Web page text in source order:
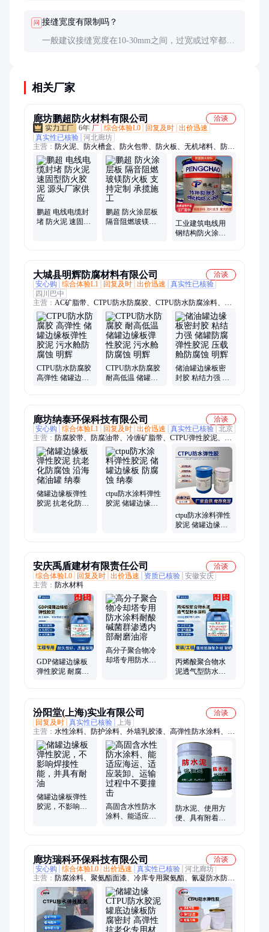
问 接缝宽度有限制吗？
一般建议接缝宽度在10-30mm之间，过宽或过窄都可
相关厂家
廊坊鹏超防火材料有限公司
洽谈
6年 厂 综合体验L0 回复及时 出价迅速
真实性已核验 河北廊坊
主营： 防火泥、防火槽盒、防火包带、防火板、无机堵料、防火
涂料、阻火模块、防火密封胶
鹏超 电线电缆封
堵 防火泥 速固型
鹏超 防火涂层板
隔音阻燃玻镁防
工业建筑电线用
钢结构防火涂料
大城县明辉防腐材料有限公司
洽谈
安心购
综合体验L1 回复及时 出价迅速
真实性已核验
四川巴中
主营： AC矿脂带、CTPU防水防腐胶、CTPU防水防腐涂料、
CTPU弹性胶泥、矿脂胶泥、CTPU储罐弹性胶、储油罐边缘板密
封胶、ctpu防水弹性胶泥、弹性胶泥、CTPU弹性防水涂料、
CTPU弹性防腐涂料、油罐CTPU弹性胶、CTPU弹性密封胶、
CTPU耐蚀防水弹性、ctpu弹性胶、ctpu防水弹性胶、CTPU储罐
罐底胶、冷缠矿脂带防腐、防腐矿脂带、防腐冷缠油带、矿脂防
腐带
CTPU防水防腐胶
高弹性 储罐边缘
CTPU防水防腐胶
耐高低温 储罐边
储油罐边缘板密
封胶 粘结力强 储
廊坊纳泰环保科技有限公司
洽谈
安心购
综合体验L1 回复及时 出价迅速 真实性已核验 北京
主营： 防腐胶带、防腐油带、冷缠矿脂带、CTPU弹性胶泥、
CTPU储罐边缘板防水弹性胶、储罐CTPU弹性胶、GDP储罐边
缘板防水弹性胶、储罐地板防水CTPU防水弹性胶、耐候性弹性
胶、GDP弹性胶、CTPU防水弹性胶、储罐底板防水GDP弹性
胶、矿脂胶泥、储罐边缘板防腐胶带、耐腐蚀防水弹性胶、矿脂
防腐带、防腐矿脂带、矿脂黄油带、AC矿脂防腐带、矿脂带、
矿脂防腐工业胶带、矿脂冷缠带、STAC矿脂带
储罐边缘板弹性
胶泥 抗老化防腐
ctpu防水涂料弹性
胶泥 储罐边缘板
ctpu防水涂料弹性
胶泥 储罐边缘板
安庆禹盾建材有限责任公司
洽谈
综合体验L0
回复及时 出价迅速 资质已核验 安徽安庆
主营： 防水材料
GDP储罐边缘板
弹性胶泥 耐腐蚀
高分子聚合物冷
却塔专用防水涂
丙烯酸聚合物水
泥透气型防水涂
汾阳堂(上海)实业有限公司
洽谈
回复及时 真实性已核验
上海
主营： 水性涂料、防护涂料、外墙乳胶漆、高弹性防水涂料、高
分子醇酸磁漆、钢结构桥梁底漆、高固分聚氨酯漆、高分子防水
材料、高分子纳米涂层、高分子环氧树脂
储罐边缘板弹性
胶泥，不影响焊
高固含水性防水
涂料、能适应海
防水泥、使用方
便、具有附着
廊坊瑞科环保科技有限公司
洽谈
安心购
综合体验L0 出价迅速 真实性已核验 河北廊坊
主营： 防腐涂料、聚氨酯面漆、冷库专用聚氨酯、氰凝防水防腐
涂料、环氧富锌底漆、环氧云铁中间漆、聚氯乙烯含氟萤丹涂
料、玻璃钢防腐涂料、环氧树脂涂料、环氧玻璃鳞片涂料、乙烯
基酯树脂涂料、环氧封闭底漆